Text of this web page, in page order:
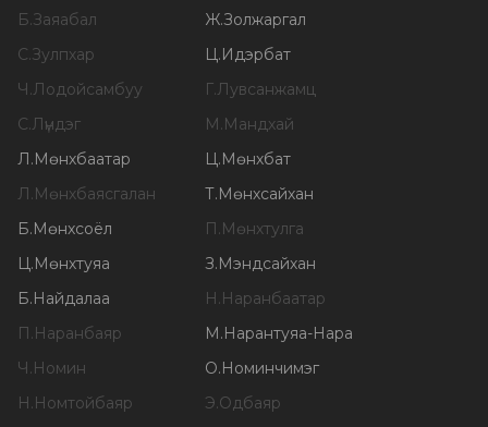
Б.Заяабал Ж.Золжаргал
С.Зулпхар Ц.Идэрбат
Ч.Лодойсамбуу Г.Лувсанжамц
С.Лүндэг М.Мандхай
Л.Мөнхбаатар Ц.Мөнхбат
Л.Мөнхбаясгалан Т.Мөнхсайхан
Б.Мөнхсоёл П.Мөнхтулга
Ц.Мөнхтуяа З.Мэндсайхан
Б.Найдалаа Н.Наранбаатар
П.Наранбаяр М.Нарантуяа-Нара
Ч.Номин О.Номинчимэг
Н.Номтойбаяр Э.Одбаяр